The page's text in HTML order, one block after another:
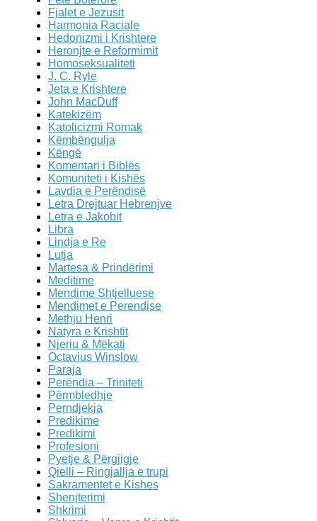
Fjalet e Jezusit
Harmonia Raciale
Hedonizmi i Krishtere
Heronjte e Reformimit
Homoseksualiteti
J. C. Ryle
Jeta e Krishtere
John MacDuff
Katekizëm
Katolicizmi Romak
Këmbëngulja
Këngë
Komentari i Biblës
Komuniteti i Kishës
Lavdia e Perëndisë
Letra Drejtuar Hebrenjve
Letra e Jakobit
Libra
Lindja e Re
Lutja
Martesa & Prindërimi
Meditime
Mendime Shtjelluese
Mendimet e Perendise
Methju Henri
Natyra e Krishtit
Njeriu & Mëkati
Octavius Winslow
Paraja
Perëndia – Triniteti
Përmbledhje
Perndjekja
Predikime
Predikimi
Profesioni
Pyetje & Përgjigje
Qielli – Ringjallja e trupi
Sakramentet e Kishes
Shenjterimi
Shkrimi